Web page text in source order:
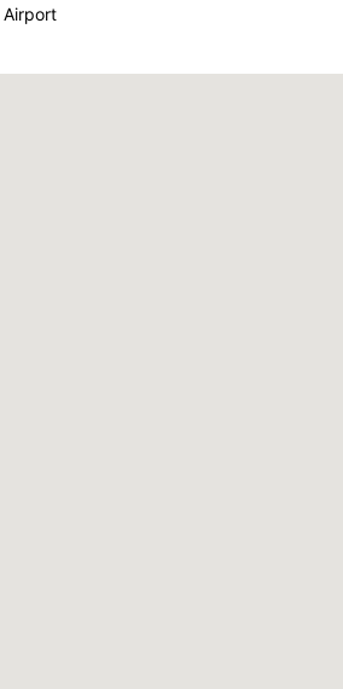
Airport